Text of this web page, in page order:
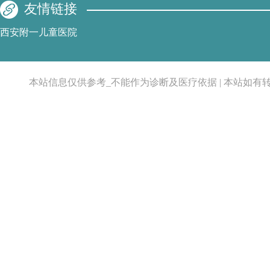
友情链接
西安附一儿童医院
本站信息仅供参考_不能作为诊断及医疗依据 | 本站如